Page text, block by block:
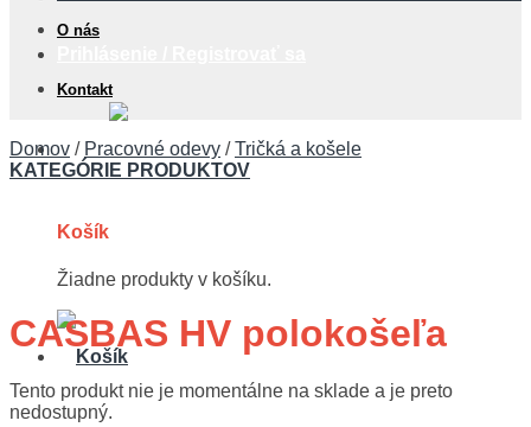
0,00€
Košík
Žiadne produkty v košíku.
O nás
Kontakt
Domov / Pracovné odevy / Tričká a košele
KATEGÓRIE PRODUKTOV
CASBAS HV polokošeľa
Tento produkt nie je momentálne na sklade a je preto
nedostupný.